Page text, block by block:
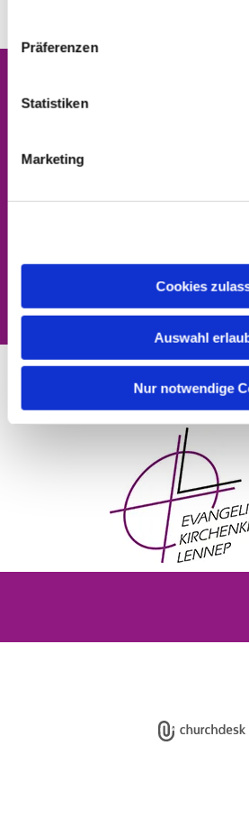
Präferenzen
Statistiken
Marketing
Cookies
Auswahl
Nur notwendige
Kontakt
Datenschutzerklärung